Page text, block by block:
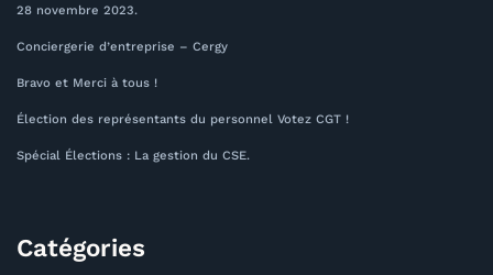
28 novembre 2023.
Conciergerie d’entreprise – Cergy
Bravo et Merci à tous !
Élection des représentants du personnel Votez CGT !
Spécial Élections : La gestion du CSE.
Catégories